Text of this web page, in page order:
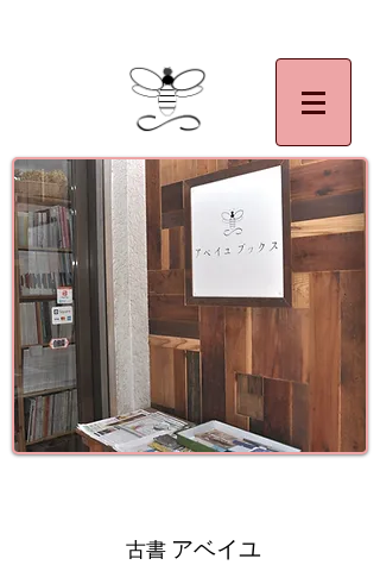
ツ語絵本,フランス語絵本の買い取り大歓迎です。
古書 アベイユ